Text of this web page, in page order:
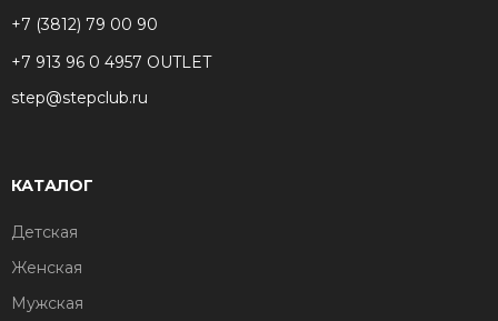
+7 (3812) 79 00 90
+7 913 96 0 4957 OUTLET
step@stepclub.ru
КАТАЛОГ
Детская
Женская
Мужская